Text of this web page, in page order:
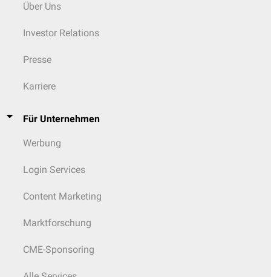
Über Uns
Investor Relations
Presse
Karriere
Für Unternehmen
Werbung
Login Services
Content Marketing
Marktforschung
CME-Sponsoring